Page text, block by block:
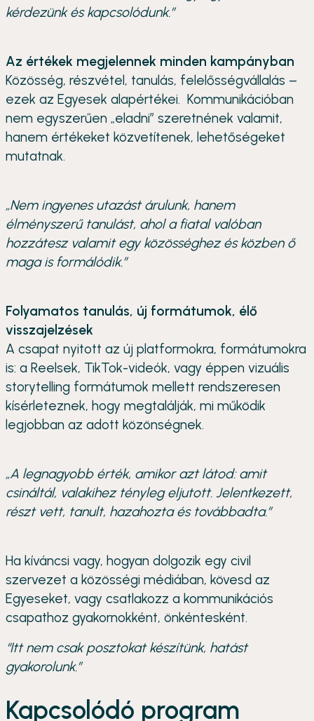
kérdezünk és kapcsolódunk.”
Az értékek megjelennek minden kampányban
Közösség, részvétel, tanulás, felelősségvállalás –
ezek az Egyesek alapértékei. Kommunikációban
nem egyszerűen „eladni” szeretnének valamit,
hanem értékeket közvetítenek, lehetőségeket
mutatnak.
„Nem ingyenes utazást árulunk, hanem
élményszerű tanulást, ahol a fiatal valóban
hozzátesz valamit egy közösséghez és közben ő
maga is formálódik.”
Folyamatos tanulás, új formátumok, élő
visszajelzések
A csapat nyitott az új platformokra, formátumokra
is: a Reelsek, TikTok-videók, vagy éppen vizuális
storytelling formátumok mellett rendszeresen
kísérleteznek, hogy megtalálják, mi működik
legjobban az adott közönségnek.
„A legnagyobb érték, amikor azt látod: amit
csináltál, valakihez tényleg eljutott. Jelentkezett,
részt vett, tanult, hazahozta és továbbadta.”
Ha kíváncsi vagy, hogyan dolgozik egy civil
szervezet a közösségi médiában, kövesd az
Egyeseket, vagy csatlakozz a kommunikációs
csapathoz gyakornokként, önkéntesként.
“Itt nem csak posztokat készítünk, hatást
gyakorolunk.”
Kapcsolódó program